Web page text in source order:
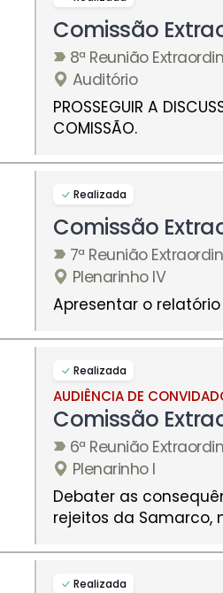
Comissão
8ª Reunião
Auditório
PROSSEGUIR A
COMISSÃO.
Realizada
Comissão
7ª Reunião
Plenarinho IV
Apresentar o
Realizada
AUDIÊNCIA DE
Comissão
6ª Reunião
Plenarinho I
Debater as
rejeitos da Samarco,
Realizada